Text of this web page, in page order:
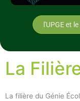
l'UPGE et
La
La filière du Génie